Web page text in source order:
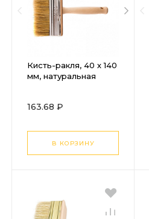
Кисть-ракля, 40 х 140
мм, натуральная
ручка
163.68 ₽
В КОРЗИНУ